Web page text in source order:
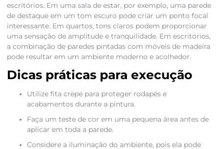
escritórios. Em uma sala de estar, por exemplo, uma parede
de destaque em um tom escuro pode criar um ponto focal
interessante. Em quartos, tons claros podem proporcionar
uma sensação de amplitude e tranquilidade. Em escritórios,
a combinação de paredes pintadas com móveis de madeira
pode resultar em um ambiente moderno e acolhedor.
Dicas práticas para execução
Utilize fita crepe para proteger rodapés e
acabamentos durante a pintura.
Faça um teste de cor em uma pequena área antes de
aplicar em toda a parede.
Considere a iluminação do ambiente, pois ela pode